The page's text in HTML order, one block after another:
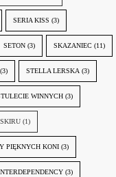
SERIA KISS (3)
SETON (3) SKAZANIEC (11)
(3) STELLA LERSKA (3)
WINNYCH (3)
(1)
PIĘKNYCH KONI (3)
(3)